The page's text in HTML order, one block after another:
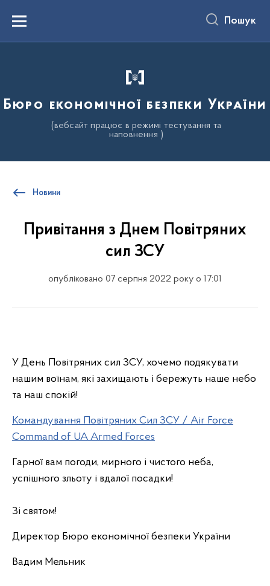
вмістуMenu Пошук
Бюро економічної безпеки України
(вебсайт працює в режимі тестування та
наповнення )
Новини
Привітання з Днем Повітряних
сил ЗСУ
опубліковано 07 серпня 2022 року о 17:01
У День Повітряних сил ЗСУ, хочемо подякувати
нашим воїнам, які захищають і бережуть наше небо
та наш спокій!
Командування Повітряних Сил ЗСУ / Air Force
Command of UA Armed Forces
Гарної вам погоди, мирного і чистого неба,
успішного зльоту і вдалої посадки!
Зі святом!
Директор Бюро економічної безпеки України
Вадим Мельник